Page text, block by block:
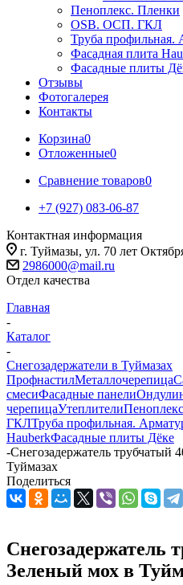
Пеноплекс. Пленки
OSB. ОСП. ГКЛ
Труба
Фасадная плита
Фасадные плиты
Отзывы
Фотогалерея
Контакты
Корзина0
Отложенные0
Сравнение товаров0
+7 (927) 083-06-87
Контактная информация
г. Туймазы, ул. 70 лет
2986000@mail.ru
Отдел качества
Главная
-
Каталог
-
Снегозадержатели в Туймазах
ПрофнастилМеталлочерепица
смесиФасадные панели
черепицаУтеплители
ГКЛТруба профильная.
HauberkФасадные плиты Дёке
-Снегозадержатель трубчатый
Туймазах
Поделиться
Снегозадержатель
Зеленый мох в